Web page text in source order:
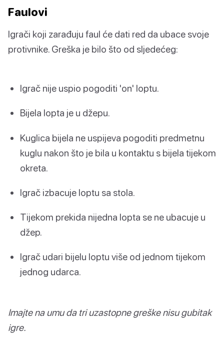
Faulovi
Igrači koji zarađuju faul će dati red da ubace svoje
protivnike. Greška je bilo što od sljedećeg:
Igrač nije uspio pogoditi 'on' loptu.
Bijela lopta je u džepu.
Kuglica bijela ne uspijeva pogoditi predmetnu
kuglu nakon što je bila u kontaktu s bijela tijekom
okreta.
Igrač izbacuje loptu sa stola.
Tijekom prekida nijedna lopta se ne ubacuje u
džep.
Igrač udari bijelu loptu više od jednom tijekom
jednog udarca.
Imajte na umu da tri uzastopne greške nisu gubitak
igre.